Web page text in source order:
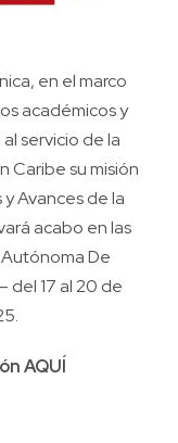
en el marco
académicos y
servicio de la
Caribe su misión
Avances de la
acabo en las
De
del 17 al 20 de
AQUÍ